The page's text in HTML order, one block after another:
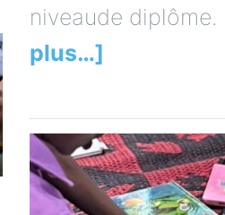
niveaude diplôme.
plus…]